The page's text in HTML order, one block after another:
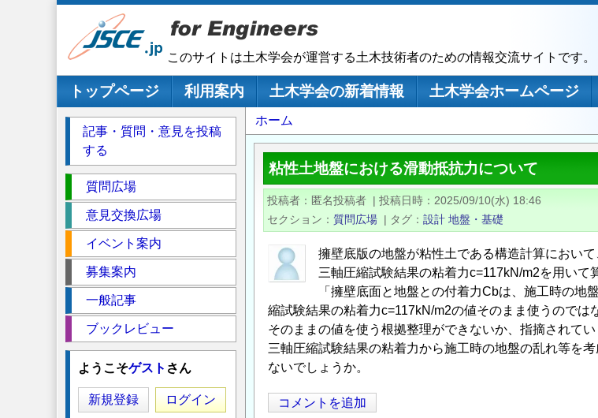
このサイトは土木学会が運営する土木技術者のための情報交流サイトです。
メインナビゲーション
トップページ 利用案内 土木学会の新着情報
土木学会ホームページ
パ
ン
く
ず
ホーム
粘性土地盤における滑動抵抗力について
投稿者 匿名投稿者 | 投稿日時
2025/09/10(水) 18:46
セクション
質問広場 | タグ 設計 地盤・基礎
擁壁底版の地盤が粘性土である構造計算におい
三軸圧縮試験結果の粘着力c=117kN/m2を用い
「擁壁底面と地盤との付着力Cbは、施工時の
縮試験結果の粘着力c=117kN/m2の値そのまま使うのでは
そのままの値を使う根拠整理ができないか、指摘されてい
三軸圧縮試験結果の粘着力から施工時の地盤の乱れ等を
ないでしょうか。
コメントを追加
記事・質問・意見を投稿
する
ク
シ
質問広場
意見交換広場
イベント案内
募集案内
一般記事
ブックレビュー
ようこそゲスト さん
新規登録 ログイン